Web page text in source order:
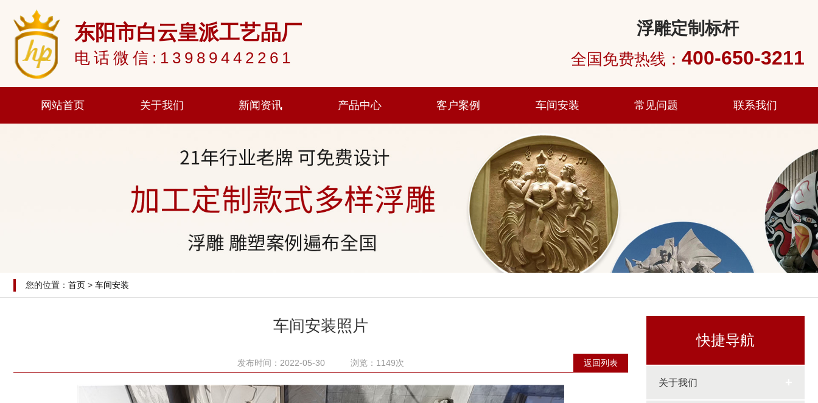
东阳市白云皇派工艺品厂
电话微信:13989442261
浮雕定制标杆
全国免费热线： 400-650-3211
网站首页 关于我们 新闻资讯 产品中心 客户案例 车间安装 常见问题 联系我们
您的位置： 首页 > 车间安装
快捷导航
关于我们
车间安装照片
发布时间：2022-05-30 浏览：1149次 返回列表